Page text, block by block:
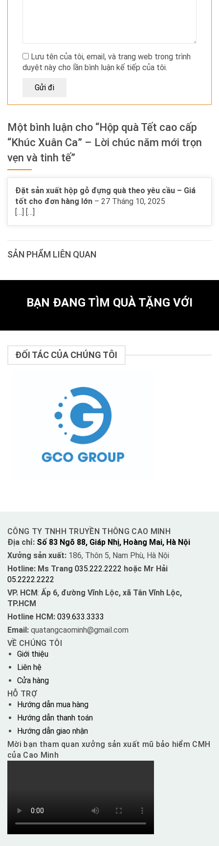
Lưu tên của tôi, email, và trang web trong trình
duyệt này cho lần bình luận kế tiếp của tôi.
Một bình luận cho “Hộp quà Tết cao cấp
“Khúc Xuân Ca” – Lời chúc năm mới trọn
vẹn và tinh tế”
Đặt sản xuất hộp gỗ đựng quà theo yêu cầu – Giá
tốt cho đơn hàng lớn – 27 Tháng 10, 2025
[…] […]
SẢN PHẨM LIÊN QUAN
BẠN ĐANG TÌM QUÀ TẶNG VỚI
ĐỐI TÁC CỦA CHÚNG TÔI
CÔNG TY TNHH TRUYỀN THÔNG CAO MINH
Địa chỉ: Số 83 Ngõ 88, Giáp Nhị, Hoàng Mai, Hà Nội
Xưởng sản xuất: 186, Thôn 5, Nam Phù, Hà Nội
Hotline: Ms Trang 035.222.2222 hoặc Mr Hải
05.2222.2222
VP. HCM: Ấp 6, đường Vĩnh Lộc, xã Tân Vĩnh Lộc,
TP.HCM
Hotline HCM: 039.633.3333
Email: quatangcaominh@gmail.com
VỀ CHÚNG TÔI
Giới thiệu
Liên hệ
Cửa hàng
HỖ TRỢ
Hướng dẫn mua hàng
Hướng dẫn thanh toán
Hướng dẫn giao nhận
Mời bạn tham quan xưởng sản xuất mũ bảo hiểm CMH
của Cao Minh